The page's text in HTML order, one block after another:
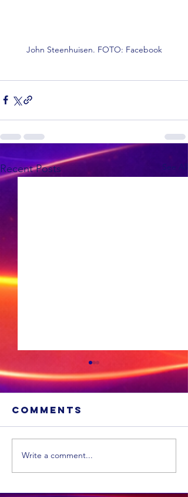
John Steenhuisen. FOTO: Facebook
Recent Posts See All
Bela: Die
Comments
Write a comment...